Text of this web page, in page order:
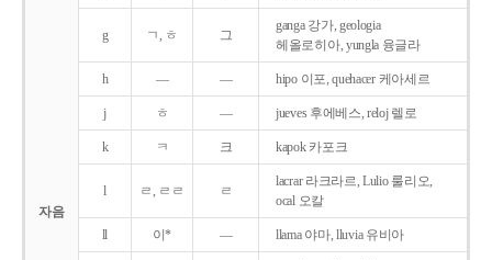
자음
g ㄱ, ㅎ 그
ganga 강가, geologia
헤올로히아, yungla 융글라
h ― ― hipo 이포, quehacer 케아세르
j ㅎ ― jueves 후에베스, reloj 렐로
k ㅋ 크 kapok 카포크
l ㄹ, ㄹㄹ ㄹ
lacrar 라크라르, Lulio 룰리오,
ocal 오칼
ll 이* ― llama 야마, lluvia 유비아